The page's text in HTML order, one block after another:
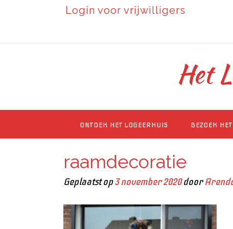
Login voor vrijwilligers
Het
ONTDEK HET LOGEERHUIS BEZOEK
raamdecoratie
Geplaatst op3 november 2020door